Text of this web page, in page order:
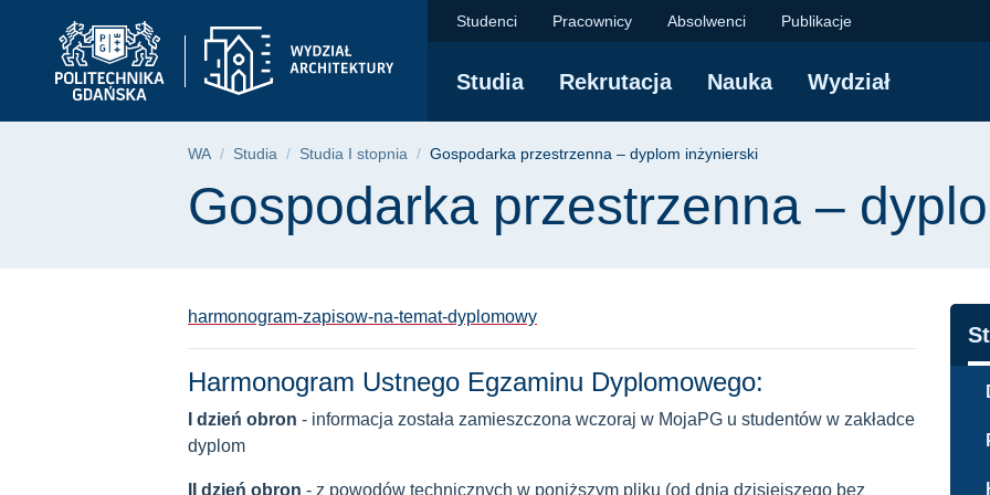
głównego
wyszukiwarki
Gospodarka przestrzenna – dyplom
Studenci Pracownicy Absolwenci Publikacje
Studia Rekrutacja Nauka Wydział
Ścieżka nawigacyjna
WA Studia Studia I stopnia Gospodarka przestrzenna – dyplom inżynierski
Treść strony
Gospodarka przestrzenna –
harmonogram-zapisow-na-temat-dyplomowy
Harmonogram Ustnego Egzaminu Dyplomowego:
I dzień obron - informacja została zamieszczona wczoraj w MojaPG u studentów w zakładce
dyplom
II dzień obron - z powodów technicznych w poniższym pliku (od dnia dzisiejszego bez